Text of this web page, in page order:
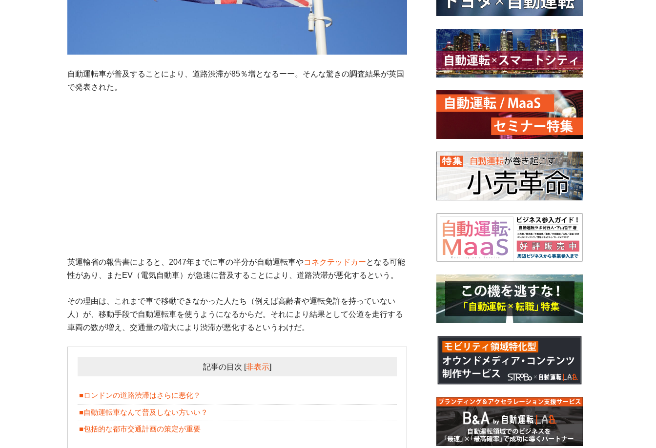
自動運転車が普及することにより、道路渋滞が85％増となるーー。そんな驚きの調査結果が英国
で発表された。
英運輸省の報告書によると、2047年までに車の半分が自動運転車やコネクテッドカーとなる可能
性があり、またEV（電気自動車）が急速に普及することにより、道路渋滞が悪化するという。
その理由は、これまで車で移動できなかった人たち（例えば高齢者や運転免許を持っていない
人）が、移動手段で自動運転車を使うようになるからだ。それにより結果として公道を走行する
車両の数が増え、交通量の増大により渋滞が悪化するというわけだ。
記事の目次 [非表示]
■ロンドンの道路渋滞はさらに悪化？
■自動運転車なんて普及しない方いい？
■包括的な都市交通計画の策定が重要